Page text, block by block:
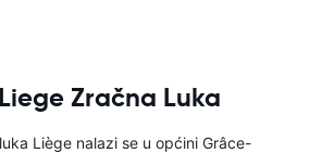
Zračna Luka
Liège nalazi se u općini Grâce-